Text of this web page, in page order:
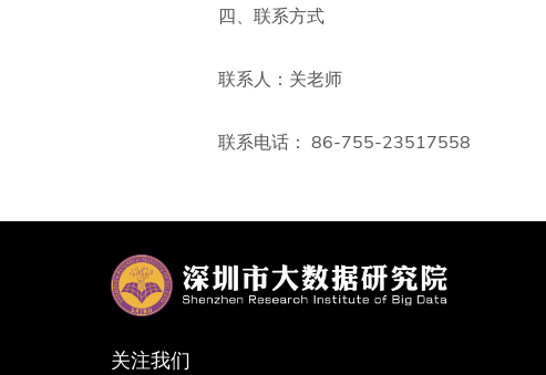
四、联系方式
联系人：关老师
联系电话： 86-755-23517558
关注我们